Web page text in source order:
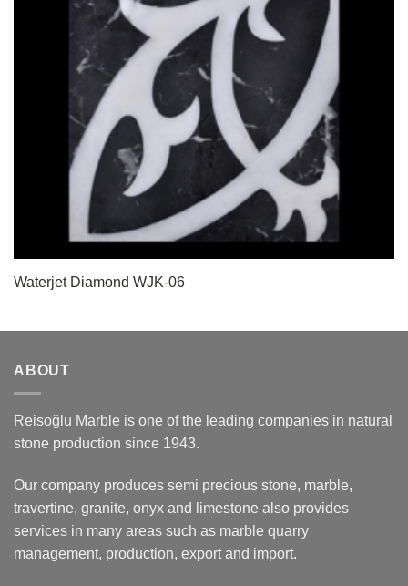
Waterjet Diamond WJK-06
ABOUT
Reisoğlu Marble is one of the leading companies in natural
stone production since 1943.
Our company produces semi precious stone, marble,
travertine, granite, onyx and limestone also provides
services in many areas such as marble quarry
management, production, export and import.